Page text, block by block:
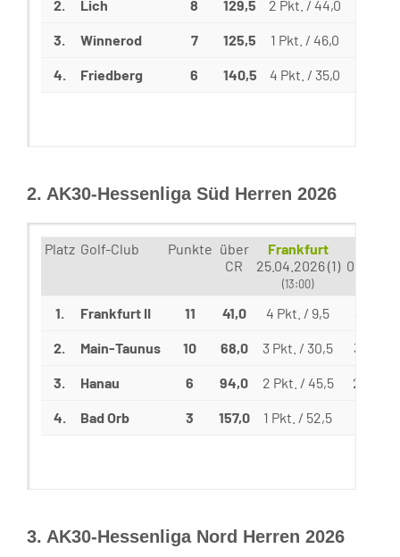
2. Lich 8 129,5 2 Pkt. / 44,0
3. Winnerod 7 125,5 1 Pkt. / 46,0
4. Friedberg 6 140,5 4 Pkt. / 35,0
2. AK30-Hessenliga Süd Herren 2026
Platz Golf-Club Punkte über
CR
Frankfurt
25.04.2026 (1)
(13:00)
1. Frankfurt II 11 41,0 4 Pkt. / 9,5 4 Pkt. /
2. Main-Taunus 10 68,0 3 Pkt. / 30,5 3 Pkt. /
3. Hanau 6 94,0 2 Pkt. / 45,5 2 Pkt. /
4. Bad Orb 3 157,0 1 Pkt. / 52,5
3. AK30-Hessenliga Nord Herren 2026